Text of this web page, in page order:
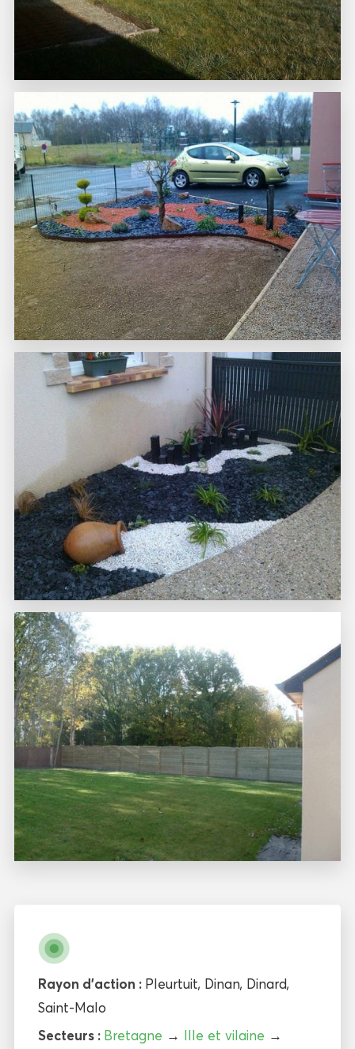
Rayon d'action : Pleurtuit, Dinan, Dinard,
Saint-Malo
Secteurs : Bretagne → Ille et vilaine →